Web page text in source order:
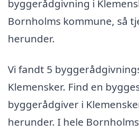
byggerådgivning i
Bornholms kommune, så
herunder.
Vi fandt 5
Klemensker. Find en
byggerådgiver i
herunder. I hele Bornholms